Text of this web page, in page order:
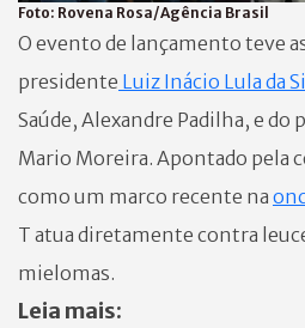
Foto: Rovena Rosa/Agência Brasil
O evento de lançamento teve
presidente Luiz Inácio Lula da
Saúde, Alexandre Padilha, e do
Mario Moreira. Apontado pela
como um marco recente na
T atua diretamente contra
mielomas.
Leia mais: